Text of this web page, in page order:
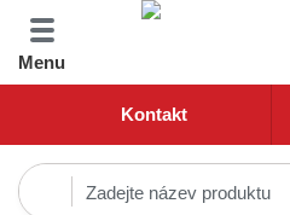
Menu
Kontakt